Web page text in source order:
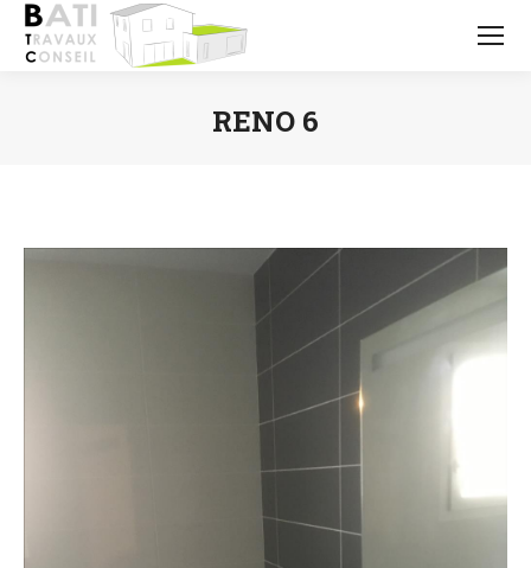
RENO 6